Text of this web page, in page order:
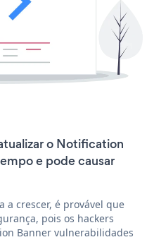
o Notification
e pode causar
a crescer, é provável que
pois os hackers
Banner vulnerabilidades